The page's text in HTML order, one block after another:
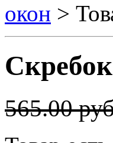
окон >
565.00